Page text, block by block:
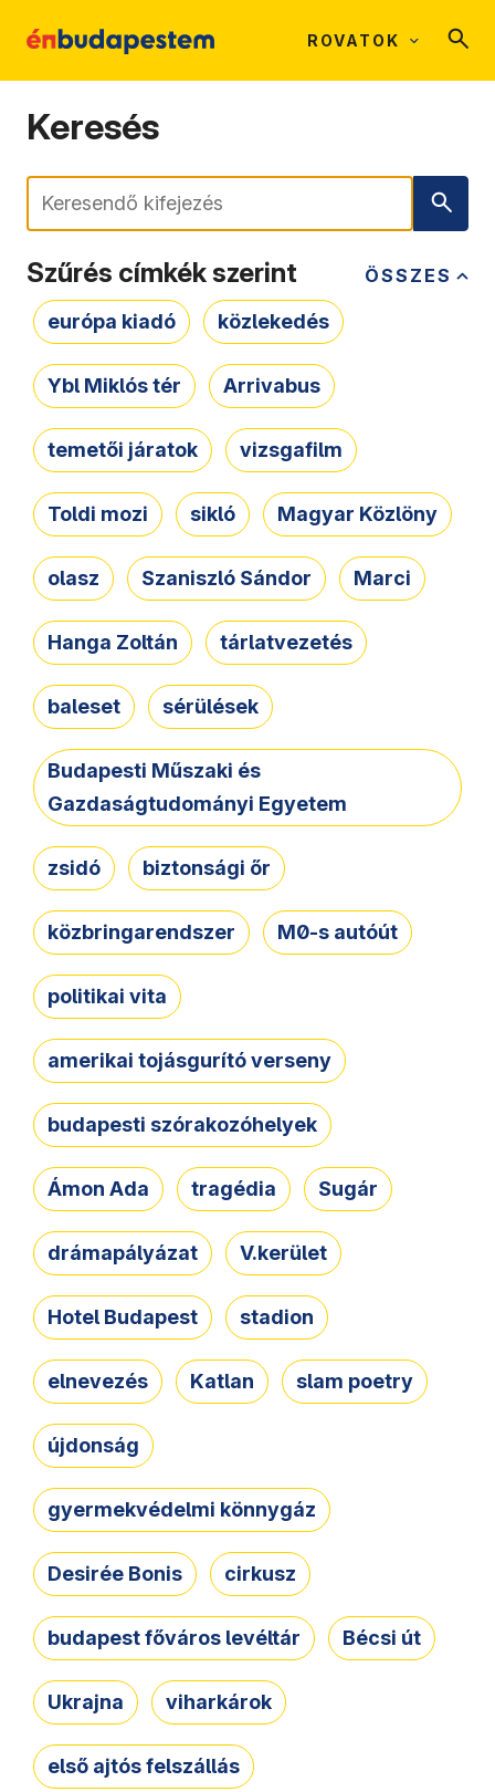
ROVATOK
Keresés
Keresés
ÖSSZES
Szűrés címkék szerint
európa kiadó közlekedés
Ybl Miklós tér Arrivabus
temetői járatok vizsgafilm
Toldi mozi sikló Magyar Közlöny
olasz Szaniszló Sándor Marci
Hanga Zoltán tárlatvezetés
baleset sérülések
Budapesti Műszaki és
Gazdaságtudományi Egyetem
zsidó biztonsági őr
közbringarendszer M0-s autóút
politikai vita
amerikai tojásgurító verseny
budapesti szórakozóhelyek
Ámon Ada tragédia Sugár
drámapályázat V.kerület
Hotel Budapest stadion
elnevezés Katlan slam poetry
újdonság
gyermekvédelmi könnygáz
Desirée Bonis cirkusz
budapest főváros levéltár Bécsi út
Ukrajna viharkárok
első ajtós felszállás